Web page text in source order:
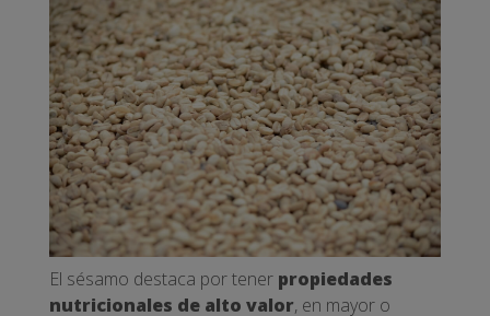
El sésamo destaca por tener propiedades
nutricionales de alto valor, en mayor o